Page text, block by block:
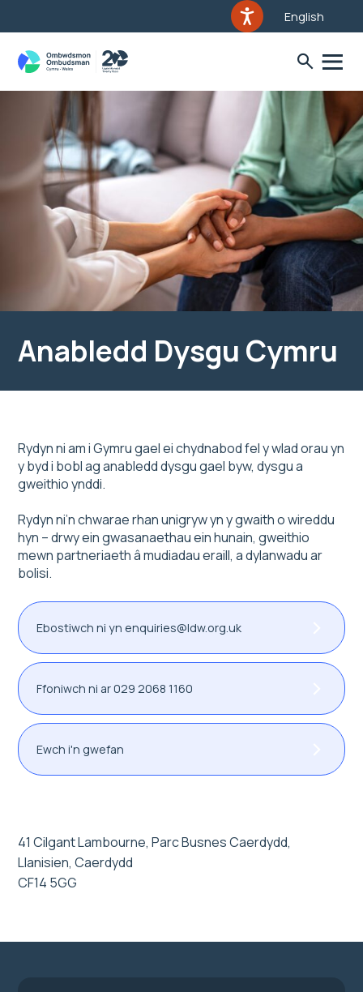
English
Anabledd Dysgu Cymru
Rydyn ni am i Gymru gael ei chydnabod fel y wlad orau yn
y byd i bobl ag anabledd dysgu gael byw, dysgu a
gweithio ynddi.
Rydyn ni’n chwarae rhan unigryw yn y gwaith o wireddu
hyn – drwy ein gwasanaethau ein hunain, gweithio
mewn partneriaeth â mudiadau eraill, a dylanwadu ar
bolisi.
Ebostiwch ni yn enquiries@ldw.org.uk
Ffoniwch ni ar 029 2068 1160
Ewch i'n gwefan
41 Cilgant Lambourne, Parc Busnes Caerdydd,
Llanisien, Caerdydd
CF14 5GG